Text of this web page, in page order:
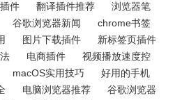
件 翻译插件推荐
浏览器笔
谷歌浏览器新闻
chrome书签
图片下载插件
新标签页插件
电商插件
视频播放速度控
macOS实用技巧
好用的手机
电脑浏览器推荐
谷歌浏览器